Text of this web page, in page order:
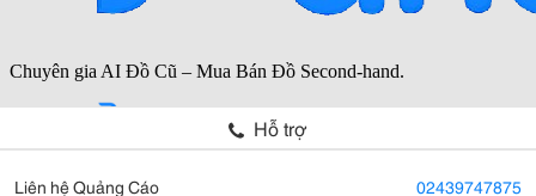
Hỗ trợ
Liên hệ Quảng Cáo 02439747875